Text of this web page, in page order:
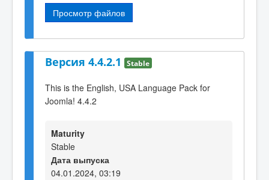
Просмотр файлов
Версия 4.4.2.1 Stable
This is the English, USA Language Pack for
Joomla! 4.4.2
Maturity
Stable
Дата выпуска
04.01.2024, 03:19